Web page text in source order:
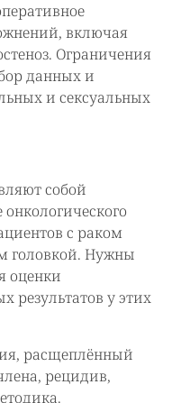
включая
Ограничения
данных и
и сексуальных
собой
с раком
головкой. Нужны
оценки
результатов у этих
расщеплённый
рецидив,